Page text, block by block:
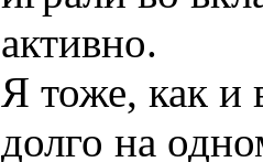
активно.
Я тоже, как и
долго на